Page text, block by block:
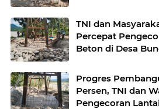
Tenggara
TNI dan
Percepat
Beton di Desa
Progres
Persen, TNI dan
Pengecoran